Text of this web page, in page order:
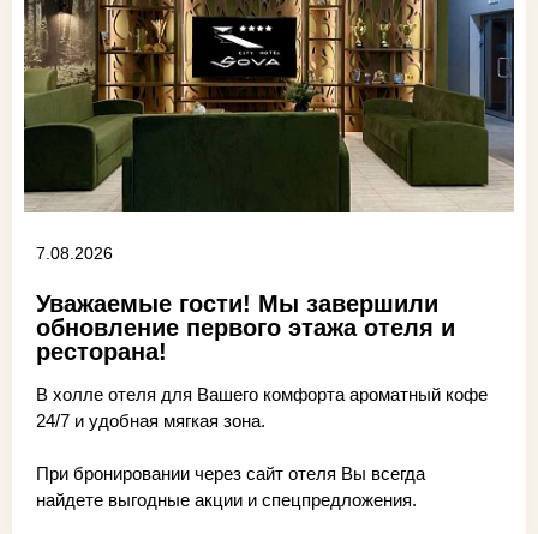
7.08.2026
Уважаемые гости! Мы завершили
обновление первого этажа отеля и
ресторана!
В холле отеля для Вашего комфорта ароматный кофе
24/7 и удобная мягкая зона.
При бронировании через сайт отеля Вы всегда
найдете выгодные акции и спецпредложения.